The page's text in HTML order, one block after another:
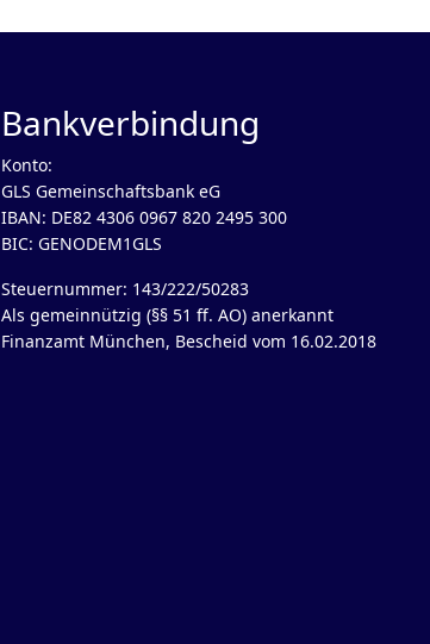
Bankverbindung
Konto:
GLS Gemeinschaftsbank eG
IBAN: DE82 4306 0967 820 2495 300
BIC: GENODEM1GLS
Steuernummer: 143/222/50283
Als gemeinnützig (§§ 51 ff. AO) anerkannt
Finanzamt München, Bescheid vom 16.02.2018